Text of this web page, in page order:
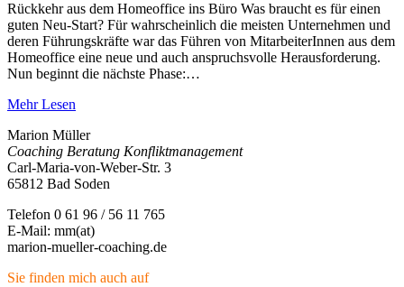
Rückkehr aus dem Homeoffice ins Büro Was braucht es für einen
guten Neu-Start? Für wahrscheinlich die meisten Unternehmen und
deren Führungskräfte war das Führen von MitarbeiterInnen aus dem
Homeoffice eine neue und auch anspruchsvolle Herausforderung.
Nun beginnt die nächste Phase:…
Mehr Lesen
Marion Müller
Coaching Beratung Konfliktmanagement
Carl-Maria-von-Weber-Str. 3
65812 Bad Soden
Telefon 0 61 96 / 56 11 765
E-Mail: mm(at)
marion-mueller-coaching.de
Sie finden mich auch auf